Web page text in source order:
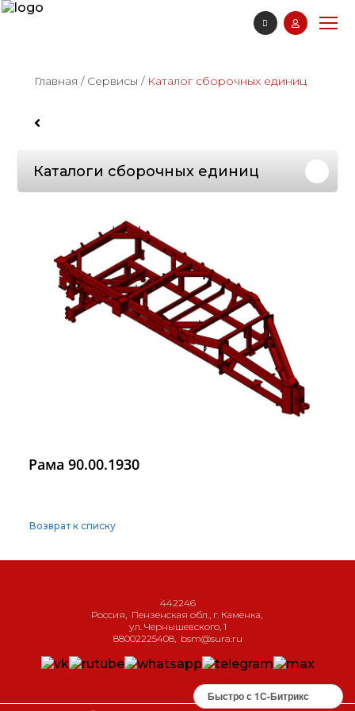
Главная / Сервисы / Каталог сборочных единиц
Каталоги сборочных единиц
Рама 90.00.1930
Возврат к списку
442246
Россия, Пензенская обл., г. Каменка,
ул. Чернышевского, 1
88002225408, bsm@sura.ru
Быстро с 1С-Битрикс